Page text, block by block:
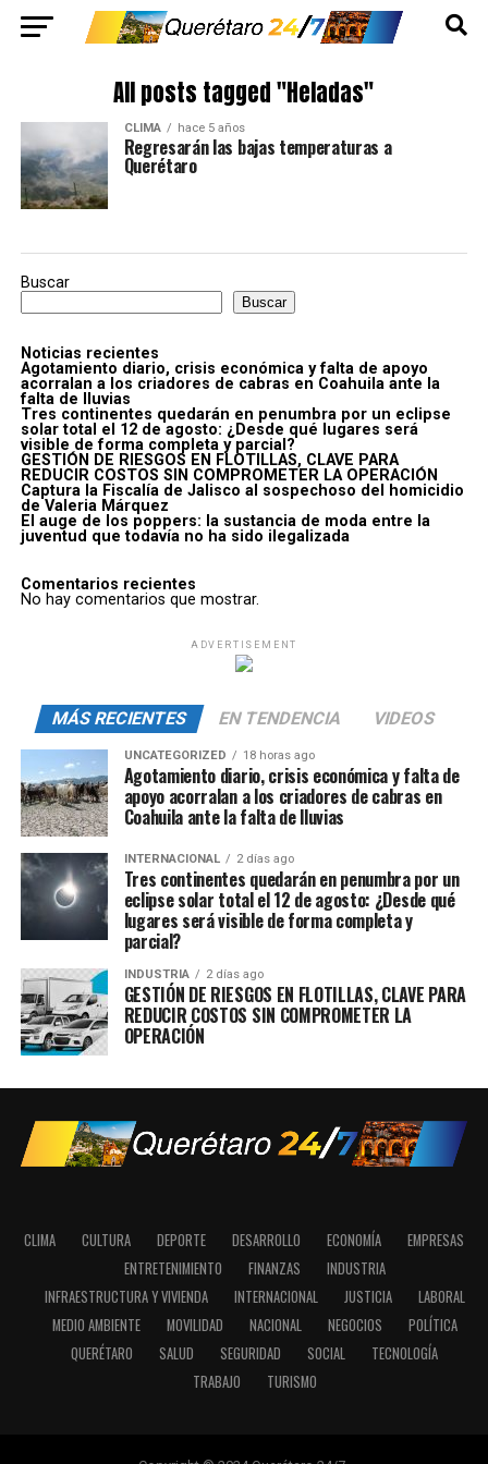
All posts tagged "Heladas"
CLIMA hace 5 años
Regresarán las bajas temperaturas a
Querétaro
Buscar
Buscar
Noticias recientes
Agotamiento diario, crisis económica y falta de apoyo
acorralan a los criadores de cabras en Coahuila ante la
falta de lluvias
Tres continentes quedarán en penumbra por un eclipse
solar total el 12 de agosto: ¿Desde qué lugares será
visible de forma completa y parcial?
GESTIÓN DE RIESGOS EN FLOTILLAS, CLAVE PARA
REDUCIR COSTOS SIN COMPROMETER LA OPERACIÓN
Captura la Fiscalía de Jalisco al sospechoso del homicidio
de Valeria Márquez
El auge de los poppers: la sustancia de moda entre la
juventud que todavía no ha sido ilegalizada
Comentarios recientes
No hay comentarios que mostrar.
ADVERTISEMENT
MÁS RECIENTES EN TENDENCIA VIDEOS
UNCATEGORIZED 18 horas ago
Agotamiento diario, crisis económica y falta de
apoyo acorralan a los criadores de cabras en
Coahuila ante la falta de lluvias
INTERNACIONAL 2 días ago
Tres continentes quedarán en penumbra por un
eclipse solar total el 12 de agosto: ¿Desde qué
lugares será visible de forma completa y
parcial?
INDUSTRIA 2 días ago
GESTIÓN DE RIESGOS EN FLOTILLAS, CLAVE PARA
REDUCIR COSTOS SIN COMPROMETER LA
OPERACIÓN
CLIMA CULTURA DEPORTE DESARROLLO ECONOMÍA
EMPRESAS
ENTRETENIMIENTO
FINANZAS
INDUSTRIA
INFRAESTRUCTURA Y VIVIENDA
INTERNACIONAL JUSTICIA
LABORAL
MEDIO AMBIENTE
MOVILIDAD NACIONAL NEGOCIOS
POLÍTICA
QUERÉTARO
SALUD SEGURIDAD SOCIAL
TECNOLOGÍA
TRABAJO
TURISMO